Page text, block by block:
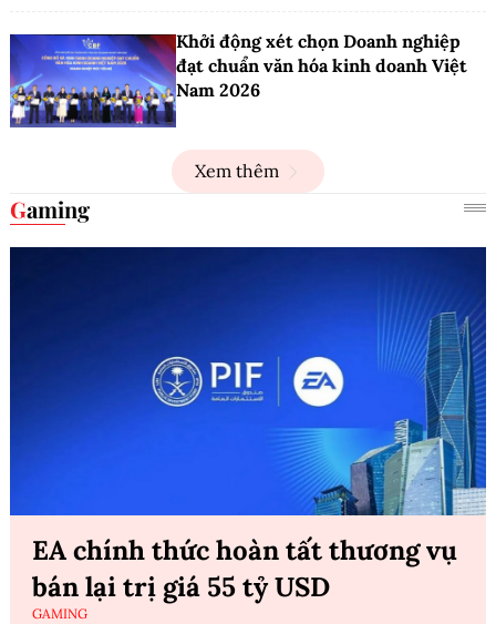
Khởi động xét chọn Doanh nghiệp
đạt chuẩn văn hóa kinh doanh Việt
Nam 2026
Xem thêm
Gaming
EA chính thức hoàn tất thương vụ
bán lại trị giá 55 tỷ USD
GAMING